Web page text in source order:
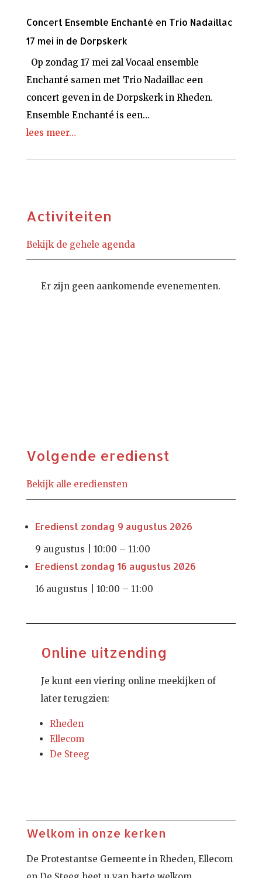
Concert Ensemble Enchanté en Trio Nadaillac
17 mei in de Dorpskerk
Op zondag 17 mei zal Vocaal ensemble
Enchanté samen met Trio Nadaillac een
concert geven in de Dorpskerk in Rheden.
Ensemble Enchanté is een…
lees meer…
Activiteiten
Bekijk de gehele agenda
Er zijn geen aankomende evenementen.
Volgende eredienst
Bekijk alle erediensten
Eredienst zondag 9 augustus 2026
9 augustus | 10:00 – 11:00
Eredienst zondag 16 augustus 2026
16 augustus | 10:00 – 11:00
Online uitzending
Je kunt een viering online meekijken of
later terugzien:
Rheden
Ellecom
De Steeg
Welkom in onze kerken
De Protestantse Gemeente in Rheden, Ellecom